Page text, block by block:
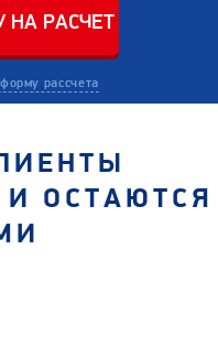
рассчета
ОСТАЮТСЯ